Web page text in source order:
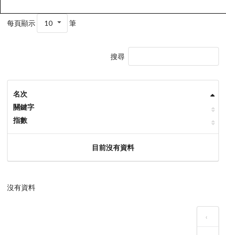
每頁顯示 10 筆
搜尋
名次
關鍵字
指數
目前沒有資料
沒有資料
‹